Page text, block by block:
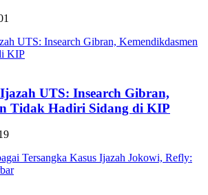
UTS: Insearch Gibran,
Tidak Hadiri Sidang di KIP